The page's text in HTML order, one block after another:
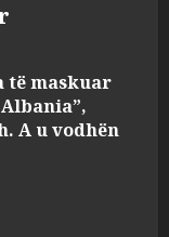
të maskuar
A u vodhën